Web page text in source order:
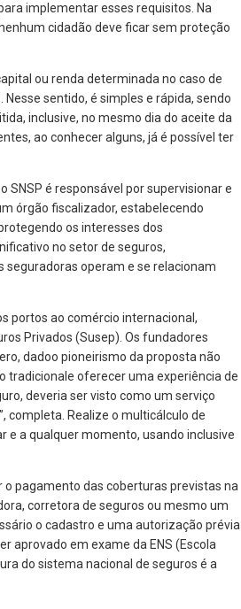
implementar esses requisitos. Na
cidadão deve ficar sem proteção
ou renda determinada no caso de
sentido, é simples e rápida, sendo
inclusive, no mesmo dia do aceite da
ao conhecer alguns, já é possível ter
SNSP é responsável por supervisionar e
órgão fiscalizador, estabelecendo
os interesses dos
no setor de seguros,
seguradoras operam e se relacionam
portos ao comércio internacional,
Privados (Susep). Os fundadores
dadoo pioneirismo da proposta não
tradicionale oferecer uma experiência de
deveria ser visto como um serviço
completa. Realize o multicálculo de
e a qualquer momento, usando inclusive
pagamento das coberturas previstas na
corretora de seguros ou mesmo um
o cadastro e uma autorização prévia
aprovado em exame da ENS (Escola
do sistema nacional de seguros é a